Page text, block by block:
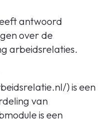
antwoord
over de
arbeidsrelaties.
) is een
van
is een